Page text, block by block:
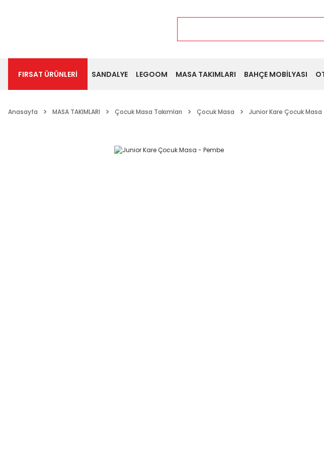
FIRSAT ÜRÜNLERİ SANDALYE LEGOOM MASA TAKIMLARI BAHÇE MOBİLYASI
Anasayfa MASA TAKIMLARI Çocuk Masa Takımları Çocuk Masa Junior Kare Çocuk